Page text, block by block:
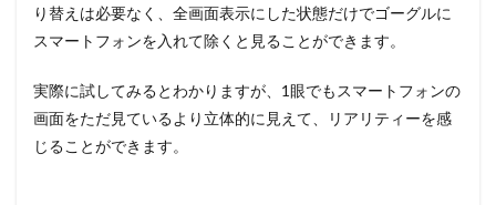
り替えは必要なく、全画面表示にした状態だけでゴーグルに
スマートフォンを入れて除くと見ることができます。
実際に試してみるとわかりますが、1眼でもスマートフォンの
画面をただ見ているより立体的に見えて、リアリティーを感
じることができます。